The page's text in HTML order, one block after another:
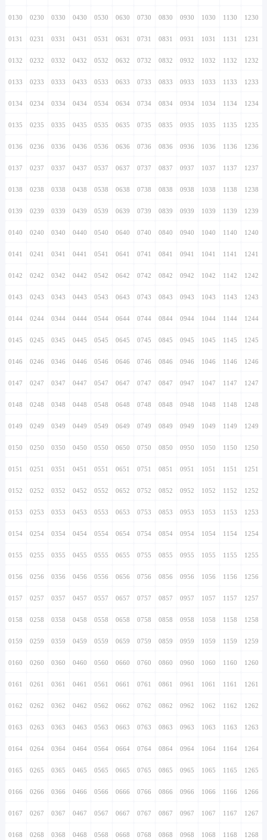
0130 0230 0330 0430 0530 0630 0730 0830 0930 1030 1130 1230
0131 0231 0331 0431 0531 0631 0731 0831 0931 1031 1131 1231
0132 0232 0332 0432 0532 0632 0732 0832 0932 1032 1132 1232
0133 0233 0333 0433 0533 0633 0733 0833 0933 1033 1133 1233
0134 0234 0334 0434 0534 0634 0734 0834 0934 1034 1134 1234
0135 0235 0335 0435 0535 0635 0735 0835 0935 1035 1135 1235
0136 0236 0336 0436 0536 0636 0736 0836 0936 1036 1136 1236
0137 0237 0337 0437 0537 0637 0737 0837 0937 1037 1137 1237
0138 0238 0338 0438 0538 0638 0738 0838 0938 1038 1138 1238
0139 0239 0339 0439 0539 0639 0739 0839 0939 1039 1139 1239
0140 0240 0340 0440 0540 0640 0740 0840 0940 1040 1140 1240
0141 0241 0341 0441 0541 0641 0741 0841 0941 1041 1141 1241
0142 0242 0342 0442 0542 0642 0742 0842 0942 1042 1142 1242
0143 0243 0343 0443 0543 0643 0743 0843 0943 1043 1143 1243
0144 0244 0344 0444 0544 0644 0744 0844 0944 1044 1144 1244
0145 0245 0345 0445 0545 0645 0745 0845 0945 1045 1145 1245
0146 0246 0346 0446 0546 0646 0746 0846 0946 1046 1146 1246
0147 0247 0347 0447 0547 0647 0747 0847 0947 1047 1147 1247
0148 0248 0348 0448 0548 0648 0748 0848 0948 1048 1148 1248
0149 0249 0349 0449 0549 0649 0749 0849 0949 1049 1149 1249
0150 0250 0350 0450 0550 0650 0750 0850 0950 1050 1150 1250
0151 0251 0351 0451 0551 0651 0751 0851 0951 1051 1151 1251
0152 0252 0352 0452 0552 0652 0752 0852 0952 1052 1152 1252
0153 0253 0353 0453 0553 0653 0753 0853 0953 1053 1153 1253
0154 0254 0354 0454 0554 0654 0754 0854 0954 1054 1154 1254
0155 0255 0355 0455 0555 0655 0755 0855 0955 1055 1155 1255
0156 0256 0356 0456 0556 0656 0756 0856 0956 1056 1156 1256
0157 0257 0357 0457 0557 0657 0757 0857 0957 1057 1157 1257
0158 0258 0358 0458 0558 0658 0758 0858 0958 1058 1158 1258
0159 0259 0359 0459 0559 0659 0759 0859 0959 1059 1159 1259
0160 0260 0360 0460 0560 0660 0760 0860 0960 1060 1160 1260
0161 0261 0361 0461 0561 0661 0761 0861 0961 1061 1161 1261
0162 0262 0362 0462 0562 0662 0762 0862 0962 1062 1162 1262
0163 0263 0363 0463 0563 0663 0763 0863 0963 1063 1163 1263
0164 0264 0364 0464 0564 0664 0764 0864 0964 1064 1164 1264
0165 0265 0365 0465 0565 0665 0765 0865 0965 1065 1165 1265
0166 0266 0366 0466 0566 0666 0766 0866 0966 1066 1166 1266
0167 0267 0367 0467 0567 0667 0767 0867 0967 1067 1167 1267
0168 0268 0368 0468 0568 0668 0768 0868 0968 1068 1168 1268